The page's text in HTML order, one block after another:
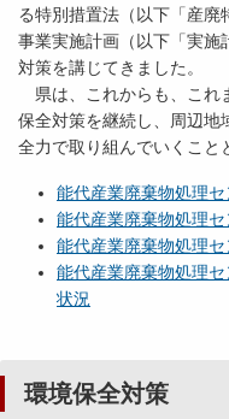
る特別措置法（以下「産廃
事業実施計画（以下「実施
対策を講じてきました。
県は、これからも、これ
保全対策を継続し、周辺地
全力で取り組んでいくこと
能代産業廃棄物処理
能代産業廃棄物処理
能代産業廃棄物処理
能代産業廃棄物処理
状況
環境保全対策